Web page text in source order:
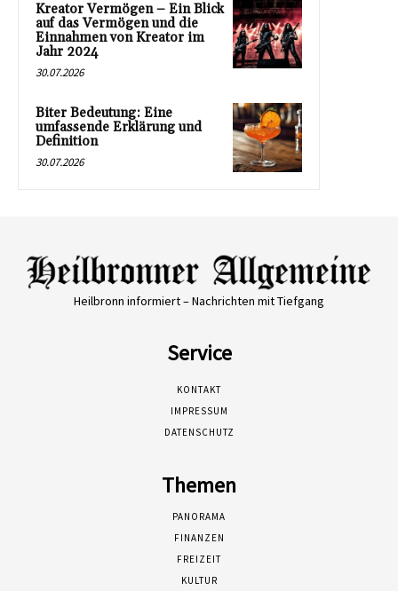
Kreator Vermögen – Ein Blick
auf das Vermögen und die
Einnahmen von Kreator im
Jahr 2024
30.07.2026
Biter Bedeutung: Eine
umfassende Erklärung und
Definition
30.07.2026
Heilbronn informiert – Nachrichten mit Tiefgang
Service
KONTAKT
IMPRESSUM
DATENSCHUTZ
Themen
PANORAMA
FINANZEN
FREIZEIT
KULTUR